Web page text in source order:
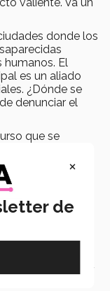
valiente. Va un
donde los
El
es un aliado
¿Dónde se
denunciar el
que se
verídico
verdad
mero acto de
que han
la voz.
amplio y
×
de